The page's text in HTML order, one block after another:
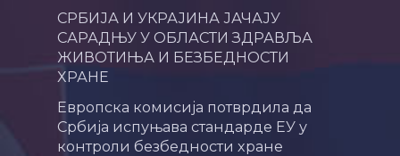
СРБИЈА И УКРАЈИНА ЈАЧАЈУ
САРАДЊУ У ОБЛАСТИ ЗДРАВЉА
ЖИВОТИЊА И БЕЗБЕДНОСТИ
ХРАНЕ
Европска комисија потврдила да
Србија испуњава стандарде ЕУ у
контроли безбедности хране